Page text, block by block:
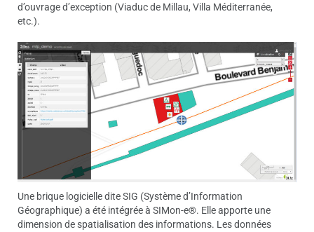
d’ouvrage d’exception (Viaduc de Millau, Villa Méditerranée,
etc.).
Une brique logicielle dite SIG (Système d’Information
Géographique) a été intégrée à SIMon-e®. Elle apporte une
dimension de spatialisation des informations. Les données